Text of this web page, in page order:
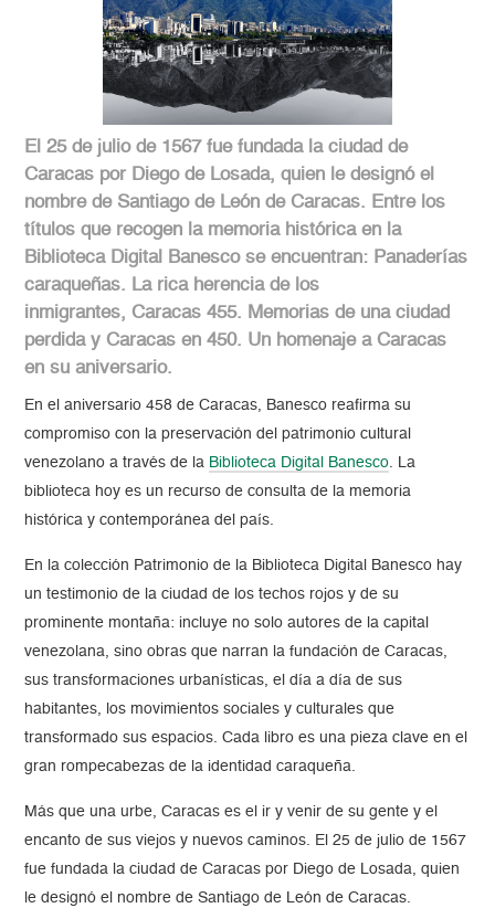
El 25 de julio de 1567 fue fundada la ciudad de
Caracas por Diego de Losada, quien le designó el
nombre de Santiago de León de Caracas. Entre los
títulos que recogen la memoria histórica en la
Biblioteca Digital Banesco se encuentran: Panaderías
caraqueñas. La rica herencia de los
inmigrantes, Caracas 455. Memorias de una ciudad
perdida y Caracas en 450. Un homenaje a Caracas
en su aniversario.
En el aniversario 458 de Caracas, Banesco reafirma su
compromiso con la preservación del patrimonio cultural
venezolano a través de la Biblioteca Digital Banesco. La
biblioteca hoy es un recurso de consulta de la memoria
histórica y contemporánea del país.
En la colección Patrimonio de la Biblioteca Digital Banesco hay
un testimonio de la ciudad de los techos rojos y de su
prominente montaña: incluye no solo autores de la capital
venezolana, sino obras que narran la fundación de Caracas,
sus transformaciones urbanísticas, el día a día de sus
habitantes, los movimientos sociales y culturales que
transformado sus espacios. Cada libro es una pieza clave en el
gran rompecabezas de la identidad caraqueña.
Más que una urbe, Caracas es el ir y venir de su gente y el
encanto de sus viejos y nuevos caminos. El 25 de julio de 1567
fue fundada la ciudad de Caracas por Diego de Losada, quien
le designó el nombre de Santiago de León de Caracas.